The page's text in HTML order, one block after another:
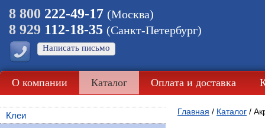
8 800 222-49-17 (Москва)
8 929 112-18-35 (Санкт-Петербург)
Написать письмо
О компании Каталог Оплата и доставка
Клеи
Главная / Каталог /